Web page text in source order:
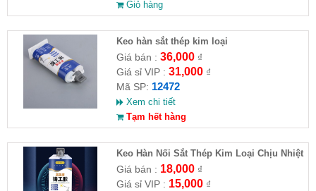
Giỏ hàng
Keo hàn sắt thép kim loại
Giá bán : 36,000₫
Giá sỉ VIP : 31,000₫
Mã SP: 12472
Xem chi tiết
Tạm hết hàng
Keo Hàn Nối Sắt Thép Kim Loại Chịu Nhiệt
Chống Bong
Giá bán : 18,000₫
Giá sỉ VIP : 15,000₫